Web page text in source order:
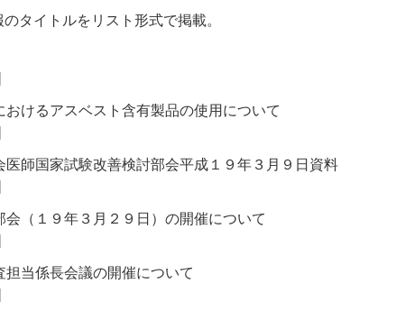
タイトルをリスト形式で掲載。
けるアスベスト含有製品の使用について
医師国家試験改善検討部会平成１９年３月９日資料
（１９年３月２９日）の開催について
当係長会議の開催について